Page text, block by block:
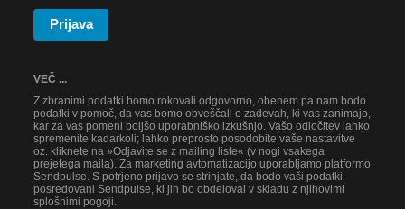
Prijava
VEČ ...
Z zbranimi podatki bomo rokovali odgovorno, obenem pa nam bodo
podatki v pomoč, da vas bomo obveščali o zadevah, ki vas zanimajo,
kar za vas pomeni boljšo uporabniško izkušnjo. Vašo odločitev lahko
spremenite kadarkoli; lahko preprosto posodobite vaše nastavitve
oz. kliknete na »Odjavite se z mailing liste« (v nogi vsakega
prejetega maila). Za marketing avtomatizacijo uporabljamo platformo
Sendpulse. S potrjeno prijavo se strinjate, da bodo vaši podatki
posredovani Sendpulse, ki jih bo obdeloval v skladu z njihovimi
splošnimi pogoji.